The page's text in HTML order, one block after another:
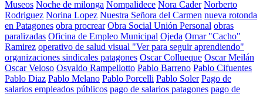
Museos Noche de milonga Nompalidece Nora Cader Norberto
Rodriguez Norina Lopez Nuestra Señora del Carmen nueva rotonda
en Patagones obra procrear Obra Social Unión Personal obras
paralizadas Oficina de Empleo Municipal Ojeda Omar "Cacho"
Ramirez operativo de salud visual "Ver para seguir aprendiendo"
organizaciones sindicales patagones Oscar Collueque Oscar Meilán
Oscar Veloso Osvaldo Rampellotto Pablo Barreno Pablo Cifuentes
Pablo Diaz Pablo Melano Pablo Porcelli Pablo Soler Pago de
salarios empleados públicos pago de salarios patagones pago de